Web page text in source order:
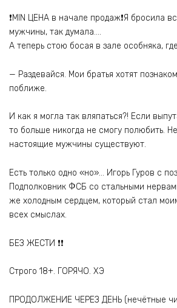
❗MIN ЦЕНА в начале продаж❗Я бросила
мужчины, так думала….
А теперь стою босая в зале особняка,
— Раздевайся. Мои братья хотят
поближе.
И как я могла так вляпаться?! Если
то больше никогда не смогу полюбить.
настоящие мужчины существуют.
Есть только одно «но»… Игорь Гуров с
Подполковник ФСБ со стальными
же холодным сердцем, который стал
всех смыслах.
БЕЗ ЖЕСТИ ❗❗
Строго 18+. ГОРЯЧО. ХЭ
ПРОДОЛЖЕНИЕ ЧЕРЕЗ ДЕНЬ (нечётные